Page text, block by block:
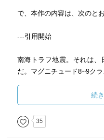
で、本作の内容は、次のとお
---引用開始
南海トラフ地震。それは
だ。マグニチュード8~9ク
地震は、ひとたび起これ
性がある。いつ来るのか
か。第一人者が語る。
続
35